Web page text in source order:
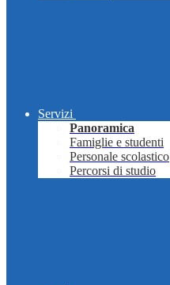
Servizi
Panoramica
Famiglie e studenti
Personale scolastico
Percorsi di studio